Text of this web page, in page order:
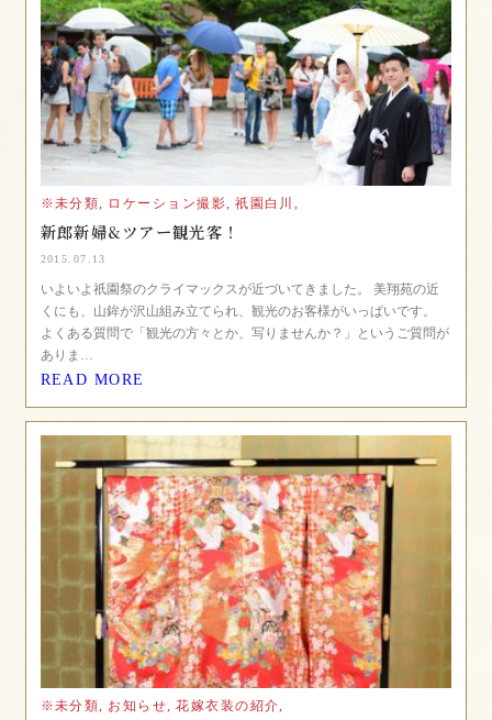
※未分類, ロケーション撮影, 祇園白川,
新郎新婦&ツアー観光客！
2015.07.13
いよいよ祇園祭のクライマックスが近づいてきました。 美翔苑の近
くにも、山鉾が沢山組み立てられ、観光のお客様がいっぱいです。
よくある質問で「観光の方々とか、写りませんか？」というご質問が
ありま…
READ MORE
※未分類, お知らせ, 花嫁衣装の紹介,